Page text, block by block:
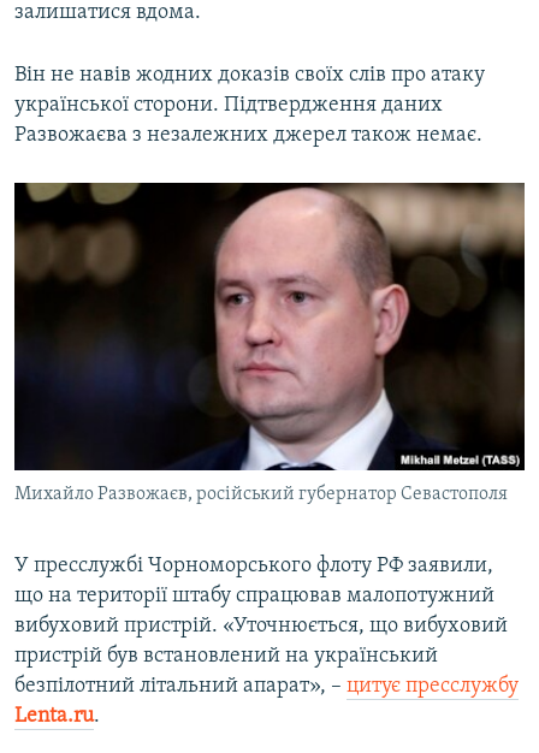
залишатися вдома.
Він не навів жодних доказів своїх слів про атаку
української сторони. Підтвердження даних
Развожаєва з незалежних джерел також немає.
Михайло Развожаєв, російський губернатор Севастополя
У пресслужбі Чорноморського флоту РФ заявили,
що на території штабу спрацював малопотужний
вибуховий пристрій. «Уточнюється, що вибуховий
пристрій був встановлений на український
безпілотний літальний апарат», – цитує пресслужбу
Lenta.ru.